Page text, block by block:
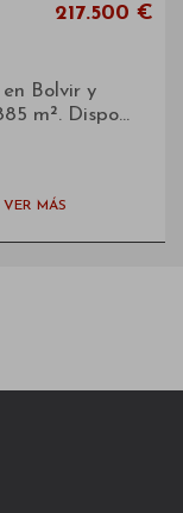
217.500 €
Bolvir y
m². Dispo...
VER MÁS